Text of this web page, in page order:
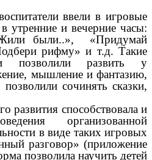
ввели в игровые
утренние и вечерние часы:
были..», «Придумай
рифму» и т.д. Такие
позволили развить у
мышление и фантазию,
сочинять сказки,
развития способствовала и
организованной
в виде таких игровых
разговор» (приложение
позволила научить детей